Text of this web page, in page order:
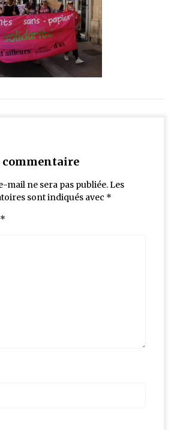
commentaire
mail ne sera pas publiée.Les
sont indiqués avec *
*